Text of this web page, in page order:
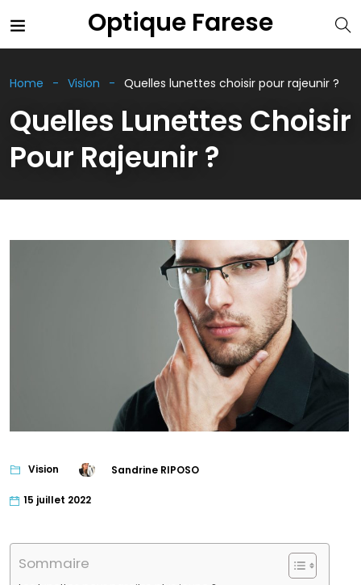
Optique Farese
Home Vision Quelles lunettes choisir pour rajeunir ?
Quelles Lunettes Choisir
Pour Rajeunir ?
Vision Sandrine RIPOSO
15 juillet 2022
Sommaire